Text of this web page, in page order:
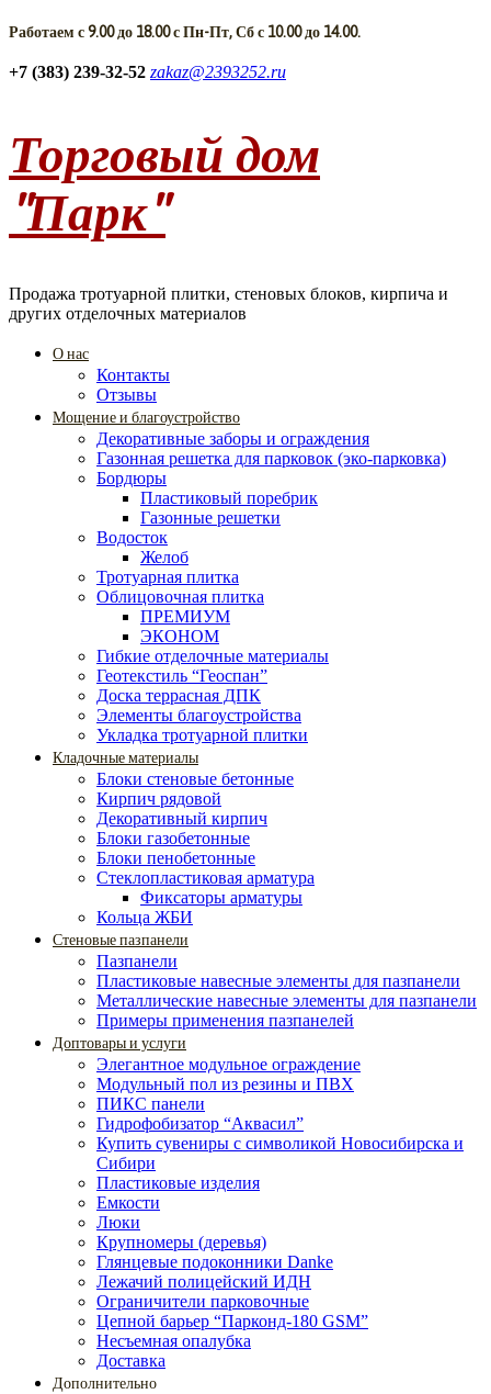
Работаем с 9.00 до 18.00 с Пн-Пт, Сб с 10.00 до 14.00.
+7 (383) 239-32-52 zakaz@2393252.ru
Торговый дом
"Парк"
Продажа тротуарной плитки, стеновых блоков, кирпича и
других отделочных материалов
О нас
Контакты
Отзывы
Мощение и благоустройство
Декоративные заборы и ограждения
Газонная решетка для парковок (эко-парковка)
Бордюры
Пластиковый поребрик
Газонные решетки
Водосток
Желоб
Тротуарная плитка
Облицовочная плитка
ПРЕМИУМ
ЭКОНОМ
Гибкие отделочные материалы
Геотекстиль “Геоспан”
Доска террасная ДПК
Элементы благоустройства
Укладка тротуарной плитки
Кладочные материалы
Блоки стеновые бетонные
Кирпич рядовой
Декоративный кирпич
Блоки газобетонные
Блоки пенобетонные
Стеклопластиковая арматура
Фиксаторы арматуры
Кольца ЖБИ
Стеновые пазпанели
Пазпанели
Пластиковые навесные элементы для пазпанели
Металлические навесные элементы для пазпанели
Примеры применения пазпанелей
Доптовары и услуги
Элегантное модульное ограждение
Модульный пол из резины и ПВХ
ПИКС панели
Гидрофобизатор “Аквасил”
Купить сувениры с символикой Новосибирска и
Сибири
Пластиковые изделия
Емкости
Люки
Крупномеры (деревья)
Глянцевые подоконники Danke
Лежачий полицейский ИДН
Ограничители парковочные
Цепной барьер “Парконд-180 GSM”
Несъемная опалубка
Доставка
Дополнительно